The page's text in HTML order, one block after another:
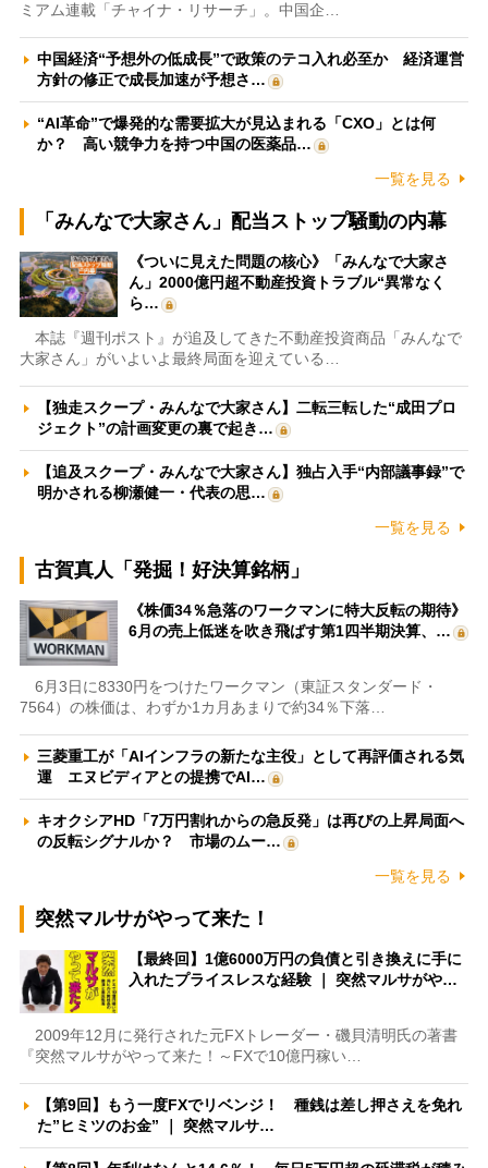
ミアム連載「チャイナ・リサーチ」。中国企…
中国経済“予想外の低成長”で政策のテコ入れ必至か 経済運営
方針の修正で成長加速が予想さ…
“AI革命”で爆発的な需要拡大が見込まれる「CXO」とは何
か？ 高い競争力を持つ中国の医薬品…
一覧を見る
「みんなで大家さん」配当ストップ騒動の内幕
《ついに見えた問題の核心》「みんなで大家さ
ん」2000億円超不動産投資トラブル“異常なく
ら…
本誌『週刊ポスト』が追及してきた不動産投資商品「みんなで
大家さん」がいよいよ最終局面を迎えている…
【独走スクープ・みんなで大家さん】二転三転した“成田プロ
ジェクト”の計画変更の裏で起き…
【追及スクープ・みんなで大家さん】独占入手“内部議事録”で
明かされる柳瀬健一・代表の思…
一覧を見る
古賀真人「発掘！好決算銘柄」
《株価34％急落のワークマンに特大反転の期待》
6月の売上低迷を吹き飛ばす第1四半期決算、…
6月3日に8330円をつけたワークマン（東証スタンダード・
7564）の株価は、わずか1カ月あまりで約34％下落…
三菱重工が「AIインフラの新たな主役」として再評価される気
運 エヌビディアとの提携でAI…
キオクシアHD「7万円割れからの急反発」は再びの上昇局面へ
の反転シグナルか？ 市場のムー…
一覧を見る
突然マルサがやって来た！
【最終回】1億6000万円の負債と引き換えに手に
入れたプライスレスな経験 ｜ 突然マルサがや…
2009年12月に発行された元FXトレーダー・磯貝清明氏の著書
『突然マルサがやって来た！～FXで10億円稼い…
【第9回】もう一度FXでリベンジ！ 種銭は差し押さえを免れ
た”ヒミツのお金” ｜ 突然マルサ…